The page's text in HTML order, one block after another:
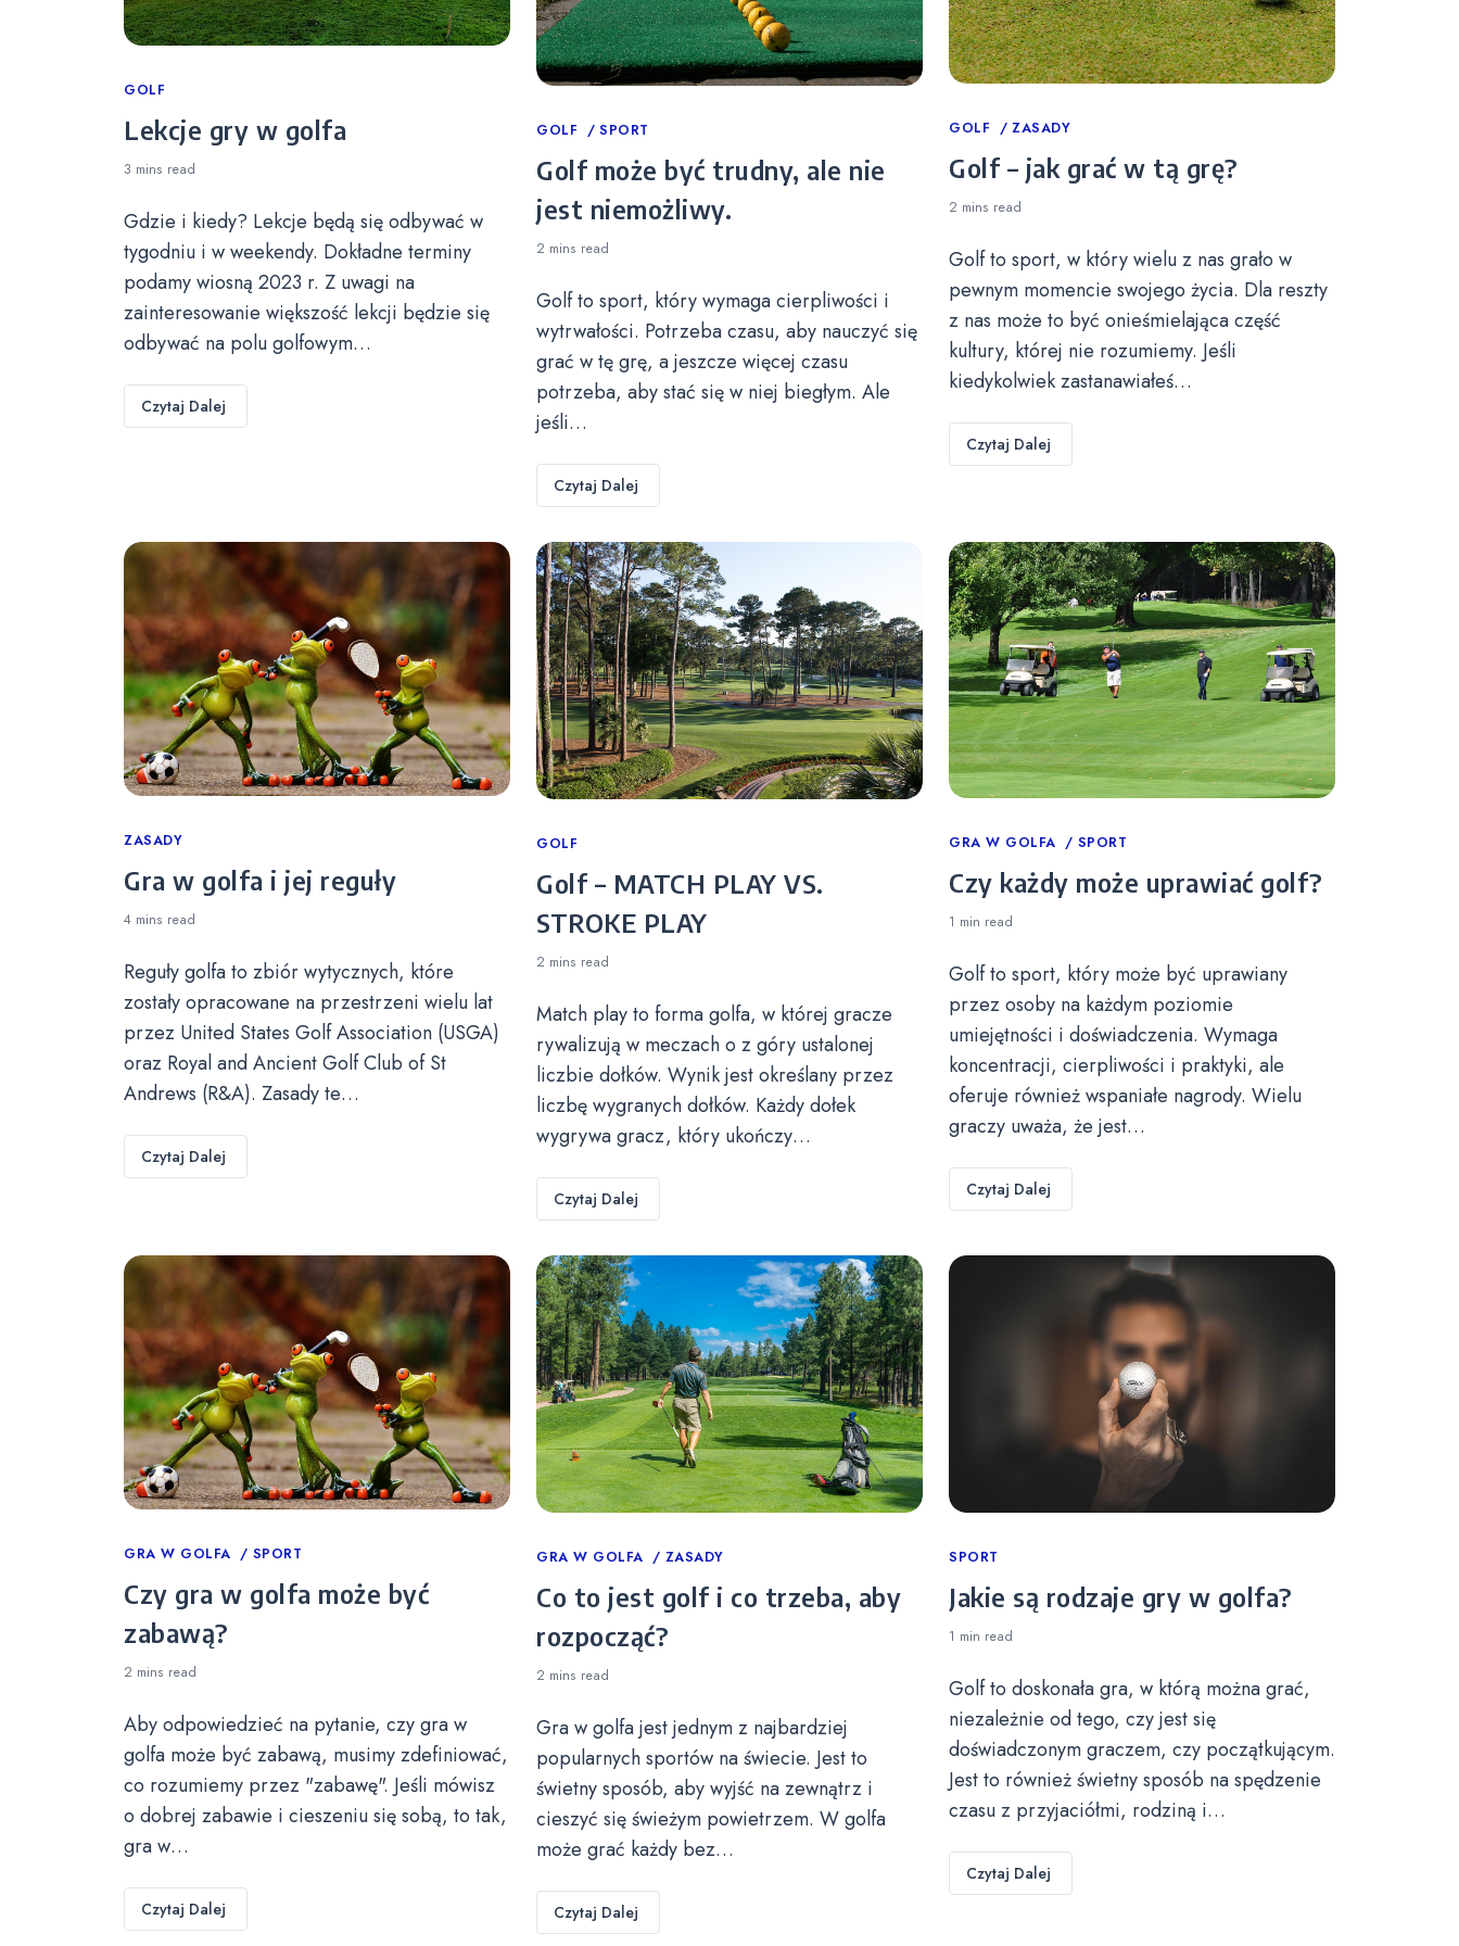
Categories
GOLF
Lekcje gry w golfa
3 mins read
Gdzie i kiedy? Lekcje będą się odbywać w
tygodniu i w weekendy. Dokładne terminy
podamy wiosną 2023 r. Z uwagi na
zainteresowanie większość lekcji będzie się
odbywać na polu golfowym…
Czytaj Dalej
Categories
GOLF SPORT
Golf może być trudny, ale nie
jest niemożliwy.
2 mins read
Golf to sport, który wymaga cierpliwości i
wytrwałości. Potrzeba czasu, aby nauczyć się
grać w tę grę, a jeszcze więcej czasu
potrzeba, aby stać się w niej biegłym. Ale
jeśli…
Czytaj Dalej
Categories
GOLF ZASADY
Golf – jak grać w tą grę?
2 mins read
Golf to sport, w który wielu z nas grało w
pewnym momencie swojego życia. Dla reszty
z nas może to być onieśmielająca część
kultury, której nie rozumiemy. Jeśli
kiedykolwiek zastanawiałeś…
Czytaj Dalej
Categories
ZASADY
Gra w golfa i jej reguły
4 mins read
Reguły golfa to zbiór wytycznych, które
zostały opracowane na przestrzeni wielu lat
przez United States Golf Association (USGA)
oraz Royal and Ancient Golf Club of St
Andrews (R&A). Zasady te…
Czytaj Dalej
Categories
GOLF
Golf – MATCH PLAY VS.
STROKE PLAY
2 mins read
Match play to forma golfa, w której gracze
rywalizują w meczach o z góry ustalonej
liczbie dołków. Wynik jest określany przez
liczbę wygranych dołków. Każdy dołek
wygrywa gracz, który ukończy…
Czytaj Dalej
Categories
GRA W GOLFA SPORT
Czy każdy może uprawiać golf?
1 min read
Golf to sport, który może być uprawiany
przez osoby na każdym poziomie
umiejętności i doświadczenia. Wymaga
koncentracji, cierpliwości i praktyki, ale
oferuje również wspaniałe nagrody. Wielu
graczy uważa, że jest…
Czytaj Dalej
Categories
GRA W GOLFA SPORT
Czy gra w golfa może być
zabawą?
2 mins read
Aby odpowiedzieć na pytanie, czy gra w
golfa może być zabawą, musimy zdefiniować,
co rozumiemy przez "zabawę". Jeśli mówisz
o dobrej zabawie i cieszeniu się sobą, to tak,
gra w…
Czytaj Dalej
Categories
GRA W GOLFA ZASADY
Co to jest golf i co trzeba, aby
rozpocząć?
2 mins read
Gra w golfa jest jednym z najbardziej
popularnych sportów na świecie. Jest to
świetny sposób, aby wyjść na zewnątrz i
cieszyć się świeżym powietrzem. W golfa
może grać każdy bez…
Czytaj Dalej
Categories
SPORT
Jakie są rodzaje gry w golfa?
1 min read
Golf to doskonała gra, w którą można grać,
niezależnie od tego, czy jest się
doświadczonym graczem, czy początkującym.
Jest to również świetny sposób na spędzenie
czasu z przyjaciółmi, rodziną i…
Czytaj Dalej